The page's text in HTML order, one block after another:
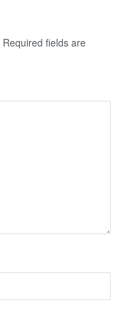
Required fields are